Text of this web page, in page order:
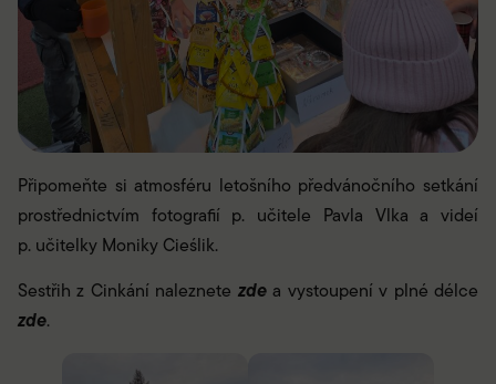
Připomeňte si atmosféru letošního předvánočního setkání
prostřednictvím fotografií p. učitele Pavla Vlka a videí
p. učitelky Moniky Cieślik.
Sestřih z Cinkání naleznete zde a vystoupení v plné délce
zde.